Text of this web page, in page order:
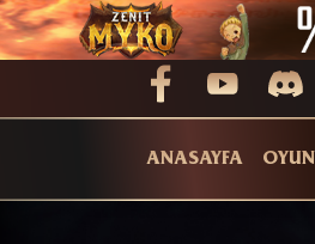
ANASAYFA